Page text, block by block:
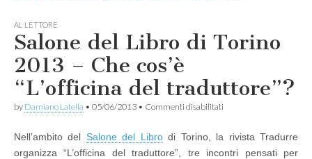
AL LETTORE
Salone del Libro di Torino
2013 – Che cos’è
“L’officina del traduttore”?
by Damiano Latella • 05/06/2013 • Commenti disabilitati
Libro
di
Nell’ambito del Salone del Librodi Torino, la rivista Tradurre
organizza “L’officina del traduttore”, tre incontri pensati per